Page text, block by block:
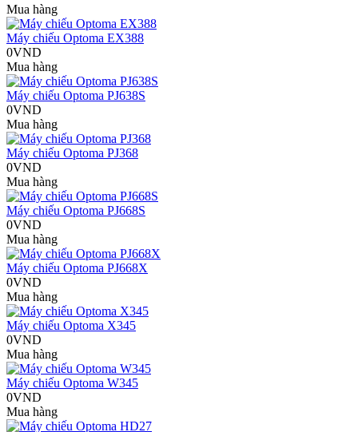
Mua hàng
Máy chiếu Optoma EX388
0VND
Mua hàng
Máy chiếu Optoma PJ638S
0VND
Mua hàng
Máy chiếu Optoma PJ368
0VND
Mua hàng
Máy chiếu Optoma PJ668S
0VND
Mua hàng
Máy chiếu Optoma PJ668X
0VND
Mua hàng
Máy chiếu Optoma X345
0VND
Mua hàng
Máy chiếu Optoma W345
0VND
Mua hàng